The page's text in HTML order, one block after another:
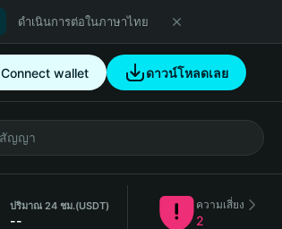
ดำเนินการต่อในภาษาไทย
Connect wallet ดาวน์โหลดเลย
ปริมาณ 24 ชม.(USDT)
--
ความเสี่ยง
2